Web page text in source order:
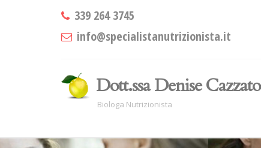
339 264 3745
info@specialistanutrizionista.it
Dott.ssa Denise Cazzato
Biologa Nutrizionista